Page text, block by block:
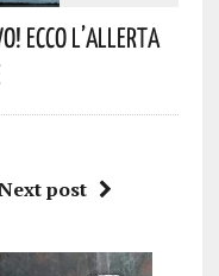
Ecco L’allerta
post